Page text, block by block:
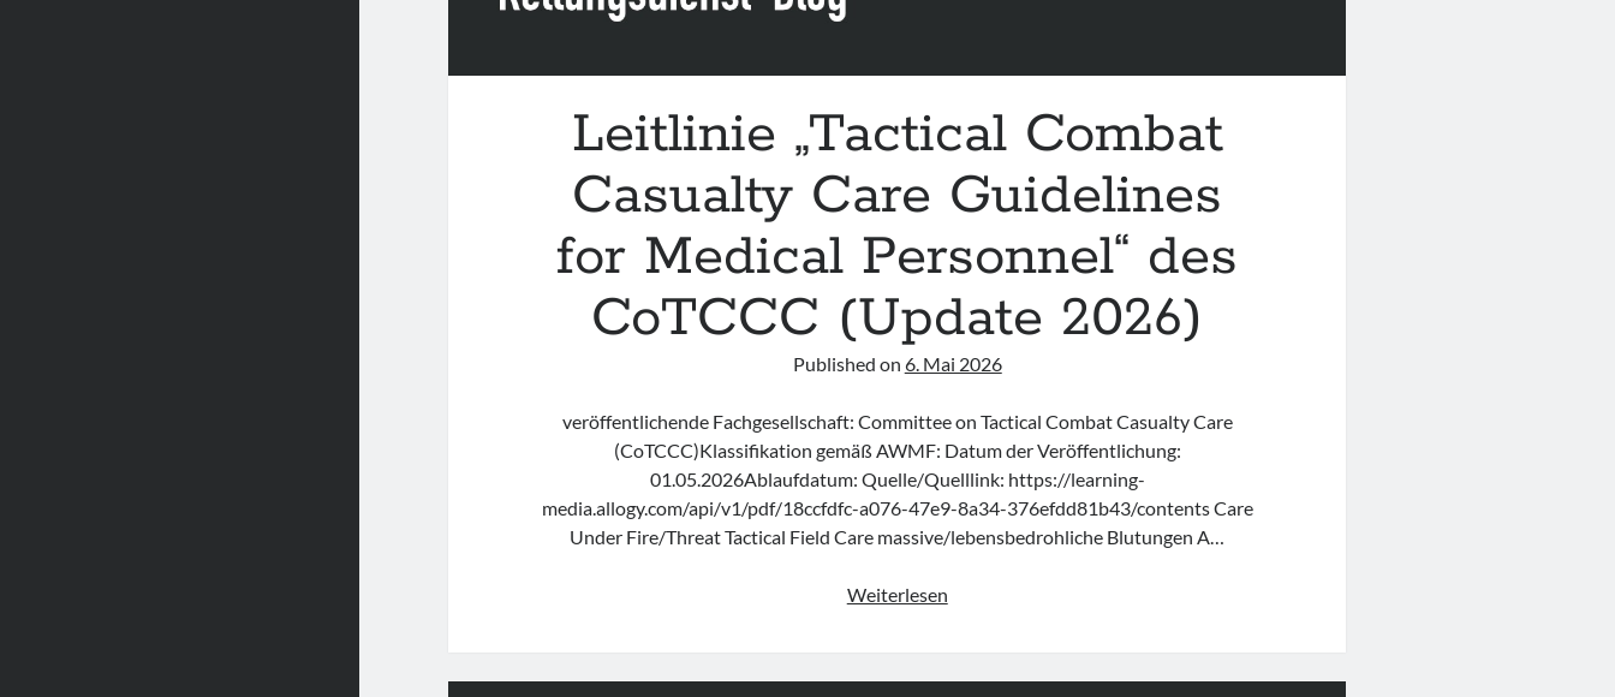
Leitlinie „Tactical Combat
Casualty Care Guidelines
for Medical Personnel“ des
CoTCCC (Update 2026)
Published on 6. Mai 2026
veröffentlichende Fachgesellschaft: Committee on Tactical Combat Casualty Care
(CoTCCC)Klassifikation gemäß AWMF: Datum der Veröffentlichung:
01.05.2026Ablaufdatum: Quelle/Quelllink: https://learning-
media.allogy.com/api/v1/pdf/18ccfdfc-a076-47e9-8a34-376efdd81b43/contents Care
Under Fire/Threat Tactical Field Care massive/lebensbedrohliche Blutungen A…
WeiterlesenLeitlinie
Casualty